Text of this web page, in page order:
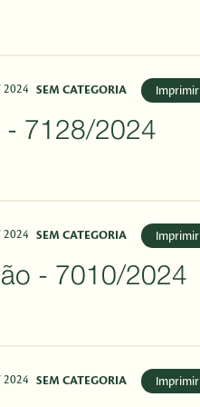
2024 SEM CATEGORIA Imprimir
- 7128/2024
2024 SEM CATEGORIA Imprimir
- 7010/2024
2024 SEM CATEGORIA Imprimir